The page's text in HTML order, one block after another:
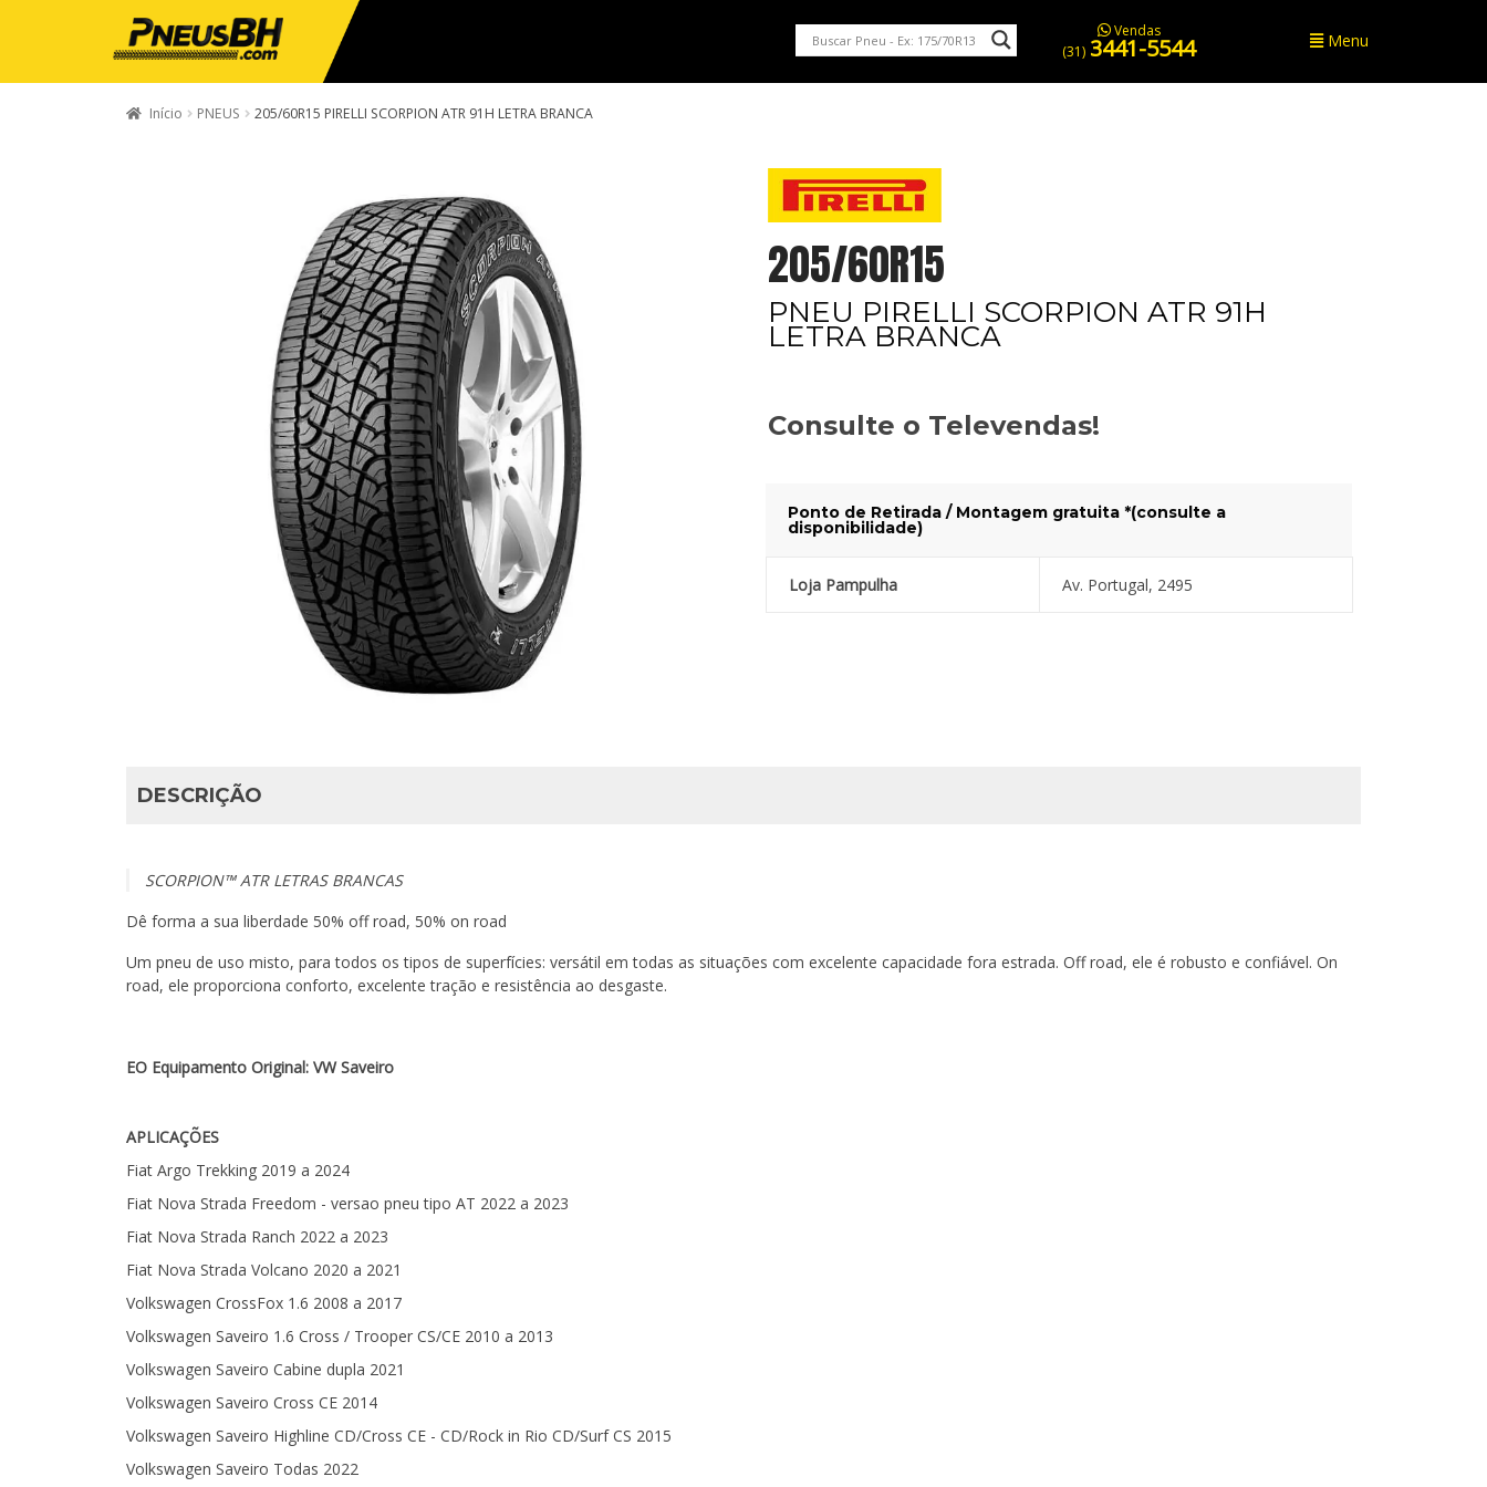
Vendas
(31) 3441-5544 Menu
Início PNEUS 205/60R15 PIRELLI SCORPION ATR 91H LETRA BRANCA
205/60R15
PNEU PIRELLI SCORPION ATR 91H
LETRA BRANCA
Consulte o Televendas!
Ponto de Retirada / Montagem gratuita *(consulte a
disponibilidade)
Loja Pampulha Av. Portugal, 2495
DESCRIÇÃO
SCORPION™ ATR LETRAS BRANCAS
Dê forma a sua liberdade 50% off road, 50% on road
Um pneu de uso misto, para todos os tipos de superfícies: versátil em todas as situações com excelente capacidade fora estrada. Off road, ele é robusto e confiável. On
road, ele proporciona conforto, excelente tração e resistência ao desgaste.
EO Equipamento Original: VW Saveiro
APLICAÇÕES
Fiat Argo Trekking 2019 a 2024
Fiat Nova Strada Freedom - versao pneu tipo AT 2022 a 2023
Fiat Nova Strada Ranch 2022 a 2023
Fiat Nova Strada Volcano 2020 a 2021
Volkswagen CrossFox 1.6 2008 a 2017
Volkswagen Saveiro 1.6 Cross / Trooper CS/CE 2010 a 2013
Volkswagen Saveiro Cabine dupla 2021
Volkswagen Saveiro Cross CE 2014
Volkswagen Saveiro Highline CD/Cross CE - CD/Rock in Rio CD/Surf CS 2015
Volkswagen Saveiro Todas 2022